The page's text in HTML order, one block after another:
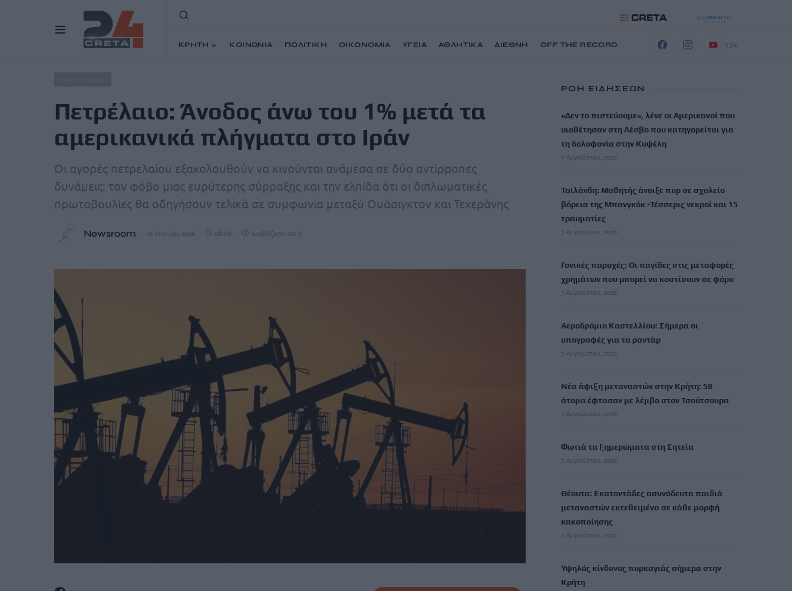
ΚΡΗΤΗ ΚΟΙΝΩΝΙΑ ΠΟΛΙΤΙΚΗ ΟΙΚΟΝΟΜΙΑ ΥΓΕΙΑ ΑΘΛΗΤΙΚΑ ΔΙΕΘΝΗ OFF THE RECORD 13K
Πετρέλαιο: Άνοδος άνω του 1% μετά τα
αμερικανικά πλήγματα στο Ιράν
Οι αγορές πετρελαίου εξακολουθούν να κινούνται ανάμεσα σε δύο αντίρροπες
δυνάμεις: τον φόβο μιας ευρύτερης σύρραξης και την ελπίδα ότι οι διπλωματικές
πρωτοβουλίες θα οδηγήσουν τελικά σε συμφωνία μεταξύ Ουάσιγκτον και Τεχεράνης
Newsroom 10 Ιουνίου, 2026 08:08 Διαβάζεται σε 3'
ΡΟΗ ΕΙΔΗΣΕΩΝ
«Δεν το πιστεύουμε», λένε οι Αμερικανοί που
υιοθέτησαν στη Λέσβο που κατηγορείται για
τη δολοφονία στην Κυψέλη
7 Αυγούστου, 2026
Ταϊλάνδη: Μαθητής άνοιξε πυρ σε σχολείο
βόρεια της Μπανγκόκ -Τέσσερις νεκροί και 15
τραυματίες
7 Αυγούστου, 2026
Γονικές παροχές: Οι παγίδες στις μεταφορές
χρημάτων που μπορεί να κοστίσουν σε φόρο
7 Αυγούστου, 2026
Αεροδρόμιο Καστελλίου: Σήμερα οι
υπογραφές για τα ραντάρ
7 Αυγούστου, 2026
Νέα άφιξη μεταναστών στην Κρήτη: 58
άτομα έφτασαν με λέμβο στον Τσούτσουρα
7 Αυγούστου, 2026
Φωτιά τα ξημερώματα στη Σητεία
7 Αυγούστου, 2026
Θέουτα: Εκατοντάδες ασυνόδευτα παιδιά
μεταναστών εκτεθειμένα σε κάθε μορφή
κακοποίησης
7 Αυγούστου, 2026
Υψηλός κίνδυνος πυρκαγιάς σήμερα στην
Κρήτη